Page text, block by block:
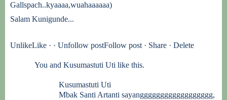
Gallspach..kyaaaa,wuahaaaaaa)
Salam Kunigunde...
UnlikeLike · · Unfollow postFollow post · Share · Delete
You and Kusumastuti Uti like this.
Kusumastuti Uti
Mbak Santi Artanti sayangggggggggggggggggg,